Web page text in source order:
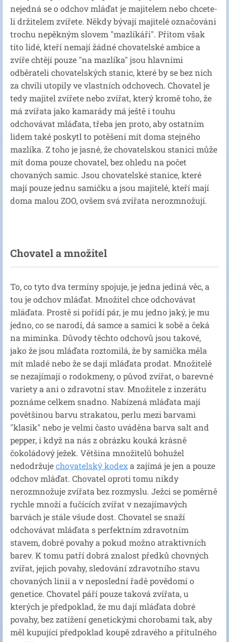
nejedná se o odchov mláďat je majitelem nebo chcete-
li držitelem zvířete. Někdy bývají majitelé označováni
trochu nepěkným slovem "mazlíkáři". Přitom však
tito lidé, kteří nemají žádné chovatelské ambice a
zvíře chtějí pouze "na mazlíka" jsou hlavními
odběrateli chovatelských stanic, které by se bez nich
za chvíli utopily ve vlastních odchovech. Chovatel je
tedy majitel zvířete nebo zvířat, který kromě toho, že
má zvířata jako kamarády má ještě i touhu
odchovávat mláďata, třeba jen proto, aby ostatním
lidem také poskytl to potěšení mít doma stejného
mazlíka. Z toho je jasné, že chovatelskou stanici může
mít doma pouze chovatel, bez ohledu na počet
chovaných samic. Jsou chovatelské stanice, které
mají pouze jednu samičku a jsou majitelé, kteří mají
doma malou ZOO, ovšem svá zvířata nerozmnožují.
Chovatel a množitel
To, co tyto dva termíny spojuje, je jedna jediná věc, a
tou je odchov mláďat. Množitel chce odchovávat
mláďata. Prostě si pořídí pár, je mu jedno jaký, je mu
jedno, co se narodí, dá samce a samici k sobě a čeká
na miminka. Důvody těchto odchovů jsou takové,
jako že jsou mláďata roztomilá, že by samička měla
mít mladé nebo že se dají mláďata prodat. Množitelé
se nezajímají o rodokmeny, o původ zvířat, o barevné
variety a ani o zdravotní stav. Množitele z inzerátu
poznáme celkem snadno. Nabízená mláďata mají
povětšinou barvu strakatou, perlu mezi barvami
"klasik" nebo je velmi často uváděna barva salt and
pepper, i když na nás z obrázku kouká krásně
čokoládový ježek. Většina množitelů bohužel
nedodržujechovatelský kodexa zajímá je jen a pouze
odchov mláďat. Chovatel oproti tomu nikdy
nerozmnožuje zvířata bez rozmyslu. Ježci se poměrně
rychle množí a fučících zvířat v nezajímavých
barvách je stále všude dost. Chovatel se snaží
odchovávat mláďata s perfektním zdravotním
stavem, dobré povahy a pokud možno atraktivních
barev. K tomu patří dobrá znalost předků chovných
zvířat, jejich povahy, sledování zdravotního stavu
chovaných linií a v neposlední řadě povědomí o
genetice. Chovatel páří pouze taková zvířata, u
kterých je předpoklad, že mu dají mláďata dobré
povahy, bez zatížení genetickými chorobami tak, aby
měl kupující předpoklad koupě zdravého a přítulného